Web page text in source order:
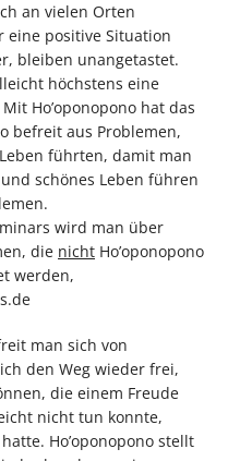
an vielen Orten
eine positive Situation
bleiben unangetastet.
höchstens eine
Mit Ho’oponopono hat das
befreit aus Problemen,
führten, damit man
schönes Leben führen
wird man über
die nicht Ho’oponopono
werden,
man sich von
den Weg wieder frei,
die einem Freude
nicht tun konnte,
Ho’oponopono stellt